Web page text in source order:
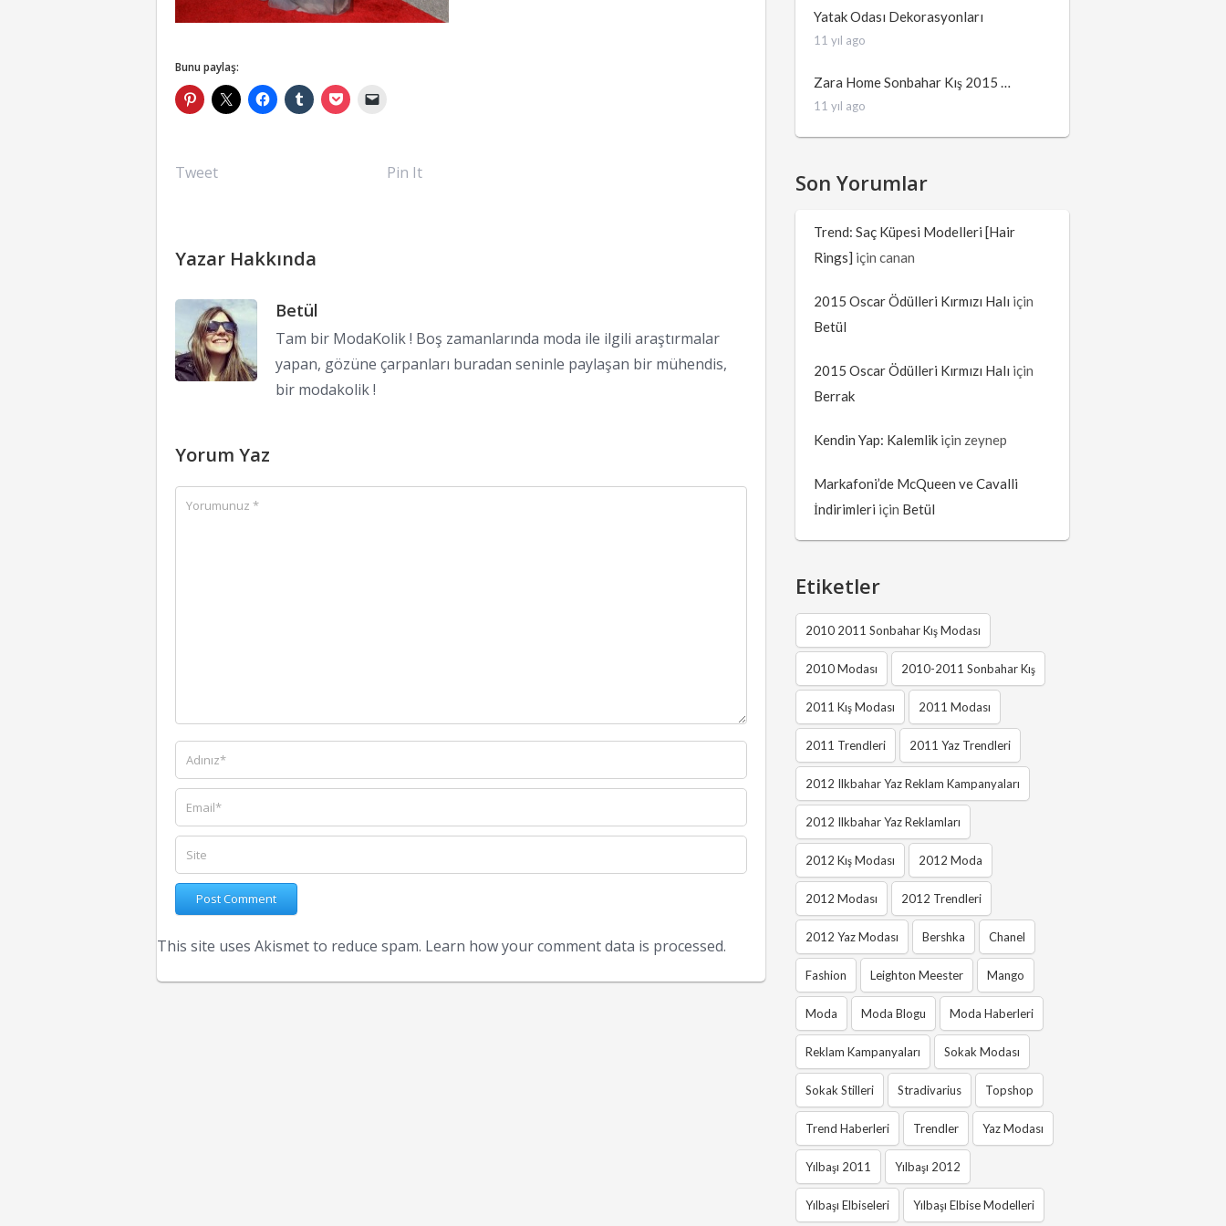
Bunu paylaş:
Tweet Pin It
Yazar Hakkında
Betül
Tam bir ModaKolik ! Boş zamanlarında moda ile ilgili araştırmalar
yapan, gözüne çarpanları buradan seninle paylaşan bir mühendis,
bir modakolik !
Yorum Yaz
This site uses Akismet to reduce spam. Learn how your comment data is processed.
Yatak Odası Dekorasyonları
11 yıl ago
Zara Home Sonbahar Kış 2015 …
11 yıl ago
Son Yorumlar
Trend: Saç Küpesi Modelleri [Hair
Rings] için canan
2015 Oscar Ödülleri Kırmızı Halı için
Betül
2015 Oscar Ödülleri Kırmızı Halı için
Berrak
Kendin Yap: Kalemlik için zeynep
Markafoni’de McQueen ve Cavalli
İndirimleri için Betül
Etiketler
2010 2011 Sonbahar Kış Modası
2010 Modası 2010-2011 Sonbahar Kış
2011 Kış Modası 2011 Modası
2011 Trendleri 2011 Yaz Trendleri
2012 Ilkbahar Yaz Reklam Kampanyaları
2012 Ilkbahar Yaz Reklamları
2012 Kış Modası 2012 Moda
2012 Modası 2012 Trendleri
2012 Yaz Modası Bershka Chanel
Fashion Leighton Meester Mango
Moda Moda Blogu Moda Haberleri
Reklam Kampanyaları Sokak Modası
Sokak Stilleri Stradivarius Topshop
Trend Haberleri Trendler Yaz Modası
Yılbaşı 2011 Yılbaşı 2012
Yılbaşı Elbiseleri Yılbaşı Elbise Modelleri